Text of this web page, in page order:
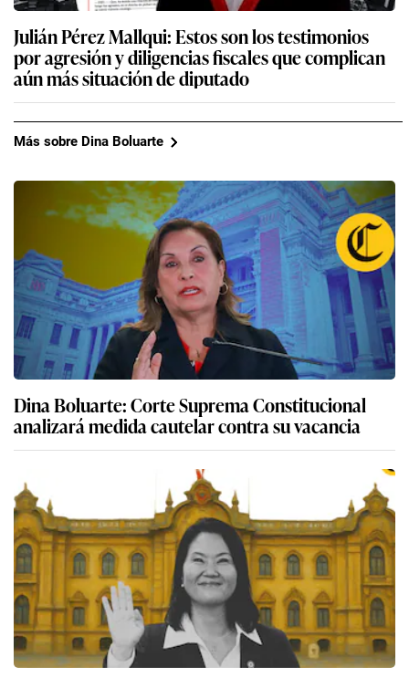
Julián Pérez Mallqui: Estos son los testimonios
por agresión y diligencias fiscales que complican
aún más situación de diputado
Más sobre Dina Boluarte
Dina Boluarte: Corte Suprema Constitucional
analizará medida cautelar contra su vacancia